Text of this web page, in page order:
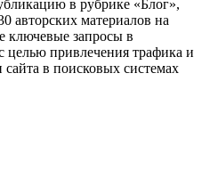
в рубрике «Блог»,
авторских материалов на
ключевые запросы в
целью привлечения трафика и
в поисковых системах